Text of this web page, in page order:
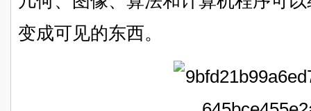
变成可见的东西。